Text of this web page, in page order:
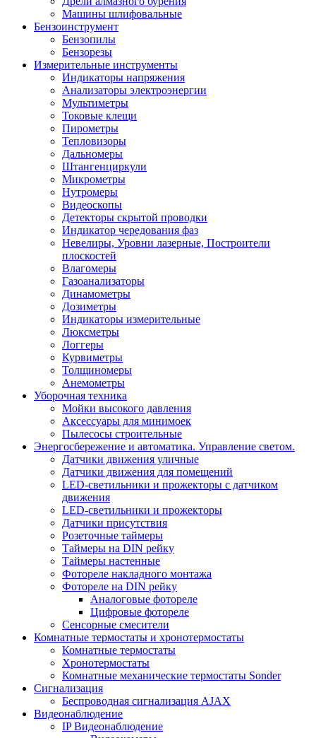
Машины шлифовальные
Бензоинструмент
Бензопилы
Бензорезы
Измерительные инструменты
Индикаторы напряжения
Анализаторы электроэнергии
Мультиметры
Токовые клещи
Пирометры
Тепловизоры
Дальномеры
Штангенциркули
Микрометры
Нутромеры
Видеоскопы
Детекторы скрытой проводки
Индикатор чередования фаз
Невелиры, Уровни лазерные, Построители
плоскостей
Влагомеры
Газоанализаторы
Динамометры
Дозиметры
Индикаторы измерительные
Люксметры
Логгеры
Курвиметры
Толщиномеры
Анемометры
Уборочная техника
Мойки высокого давления
Аксессуары для минимоек
Пылесосы строительные
Энергосбережение и автоматика. Управление светом.
Датчики движения уличные
Датчики движения для помещений
LED-светильники и прожекторы с датчиком
движения
LED-светильники и прожекторы
Датчики присутствия
Розеточные таймеры
Таймеры на DIN рейку
Таймеры настенные
Фотореле накладного монтажа
Фотореле на DIN рейку
Аналоговые фотореле
Цифровые фотореле
Сенсорные смесители
Комнатные термостаты и хронотермостаты
Комнатные термостаты
Хронотермостаты
Комнатные механические термостаты Sonder
Сигнализация
Беспроводная сигнализация AJAX
Видеонаблюдение
IP Видеонаблюдение